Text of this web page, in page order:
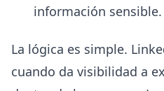
información sensible.
La lógica es simple.
cuando da visibilidad a